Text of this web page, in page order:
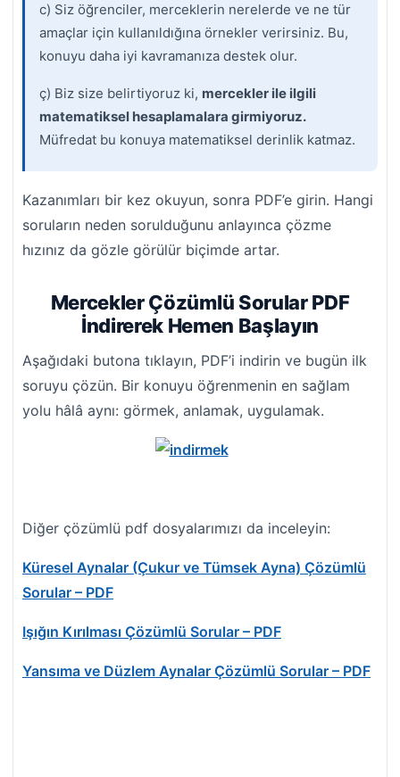
c) Siz öğrenciler, merceklerin nerelerde ve ne tür
amaçlar için kullanıldığına örnekler verirsiniz. Bu,
konuyu daha iyi kavramanıza destek olur.
ç) Biz size belirtiyoruz ki, mercekler ile ilgili
matematiksel hesaplamalara girmiyoruz.
Müfredat bu konuya matematiksel derinlik katmaz.
Kazanımları bir kez okuyun, sonra PDF’e girin. Hangi
soruların neden sorulduğunu anlayınca çözme
hızınız da gözle görülür biçimde artar.
Mercekler Çözümlü Sorular PDF
İndirerek Hemen Başlayın
Aşağıdaki butona tıklayın, PDF’i indirin ve bugün ilk
soruyu çözün. Bir konuyu öğrenmenin en sağlam
yolu hâlâ aynı: görmek, anlamak, uygulamak.
Diğer çözümlü pdf dosyalarımızı da inceleyin:
Küresel Aynalar (Çukur ve Tümsek Ayna) Çözümlü
Sorular – PDF
Işığın Kırılması Çözümlü Sorular – PDF
Yansıma ve Düzlem Aynalar Çözümlü Sorular – PDF